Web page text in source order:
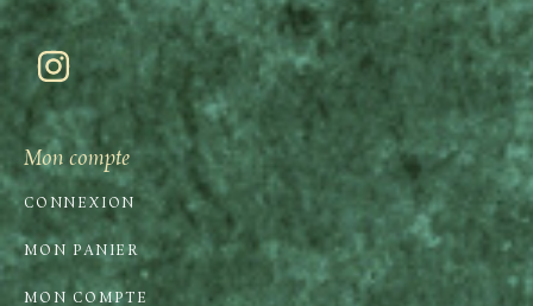
Mon compte
CONNEXION
MON PANIER
MON COMPTE